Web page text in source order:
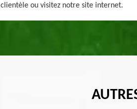
ou visitez notre site internet.